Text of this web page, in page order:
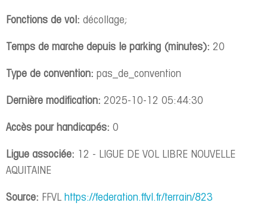
Fonctions de vol: décollage;
Temps de marche depuis le parking (minutes): 20
Type de convention: pas_de_convention
Dernière modification: 2025-10-12 05:44:30
Accès pour handicapés: 0
Ligue associée: 12 - LIGUE DE VOL LIBRE NOUVELLE
AQUITAINE
Source: FFVL https://federation.ffvl.fr/terrain/823